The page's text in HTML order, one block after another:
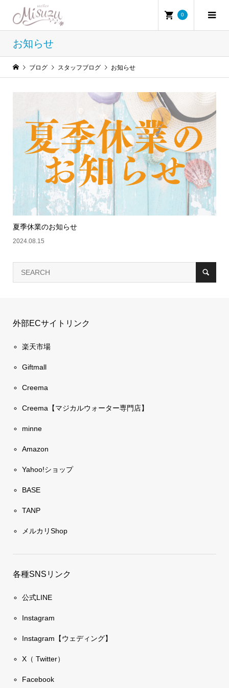
0
お知らせ
ブログ スタッフブログ お知らせ
夏季休業のお知らせ
2024.08.15
外部ECサイトリンク
楽天市場
Giftmall
Creema
Creema【マジカルウォーター専門店】
minne
Amazon
Yahoo!ショップ
BASE
TANP
メルカリShop
各種SNSリンク
公式LINE
Instagram
Instagram【ウェディング】
X（ Twitter）
Facebook